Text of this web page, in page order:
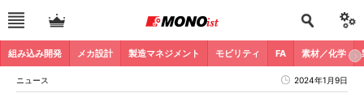
組み込み開発 メカ設計 製造マネジメント モビリティ FA 素材／化学
ニュース 2024年1月9日